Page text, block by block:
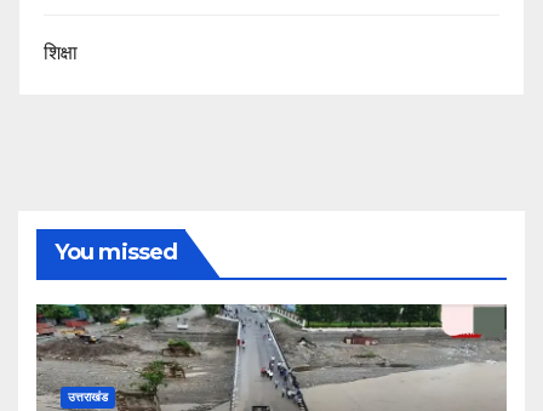
शिक्षा
You missed
उत्तराखंड